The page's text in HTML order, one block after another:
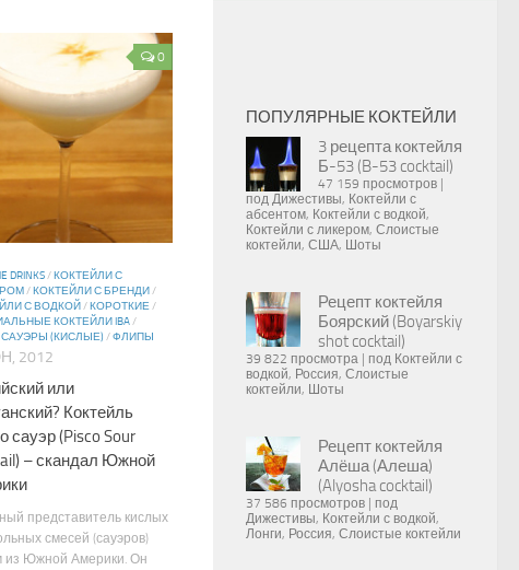
0
DRINKS/КОКТЕЙЛИ С
/КОКТЕЙЛИ С БРЕНДИ/
С ВОДКОЙ/КОРОТКИЕ/
КОКТЕЙЛИ IBA/
САУЭРЫ (КИСЛЫЕ) /ФЛИПЫ
2012
или
Коктейль
сауэр (Pisco Sour
– скандал Южной
представитель кислых
смесей (сауэров)
из Южной Америки. Он
ПОПУЛЯРНЫЕ КОКТЕЙЛИ
3 рецепта коктейля
Б-53 (B-53 cocktail)
47 159 просмотров
под Дижестивы, Коктейли с
абсентом, Коктейли с водкой,
Коктейли с ликером, Слоистые
коктейли, США, Шоты
Рецепт коктейля
Боярский (Boyarskiy
shot cocktail)
39 822 просмотра под Коктейли с
водкой, Россия, Слоистые
коктейли, Шоты
Рецепт коктейля
Алёша (Алеша)
(Alyosha cocktail)
37 586 просмотров
под
Дижестивы, Коктейли с водкой,
Лонги, Россия, Слоистые коктейли